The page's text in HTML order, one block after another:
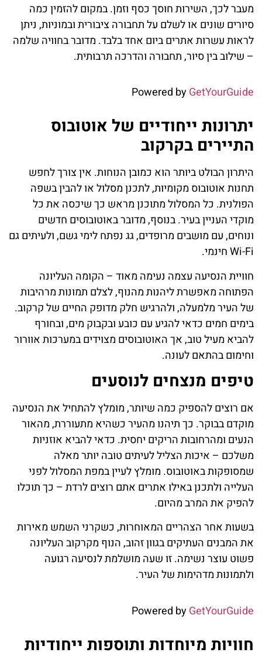
מעבר לכך, השירות חוסך כסף וזמן. במקום להזמין כמה
סיורים שונים או לשלם על תחבורה ציבורית ובמוניות, ניתן
לראות עשרות אתרים ביום אחד בלבד. מדובר בחוויה שלמה
– שילוב בין סיור, תחבורה והדרכה תרבותית.
Powered byGetYourGuide
יתרונות ייחודיים של אוטובוס
התיירים בקרקוב
היתרון הבולט ביותר הוא כמובן הנוחות. אין צורך לחפש
תחנות אוטובוס מקומיות, לתכנן מסלול או להבין בשפה
הפולנית. כל המסלול מתוכנן מראש כך שיכסה את כל
מוקדי העניין בעיר. בנוסף, מדובר באוטובוסים חדשים
ונוחים, עם מושבים מרופדים, גג נפתח לימי גשם, ולעיתים גם
Wi-Fi חינמי.
חוויית הנסיעה עצמה נעימה מאוד – הקומה העליונה
הפתוחה מאפשרת ליהנות מהנוף, לצלם תמונות מרהיבות
של העיר מלמעלה, ולהרגיש חלק מדופק החיים של קרקוב.
בימים חמים כדאי להגיע עם כובע ובקבוק מים, ובחורף
להביא מעיל טוב, אך האוטובוסים מצוידים במערכות אוורור
וחימום בהתאם לעונה.
טיפים מנצחים לנוסעים
אם רוצים להספיק כמה שיותר, מומלץ להתחיל את הנסיעה
מוקדם בבוקר. כך תיהנו מהעיר כשהיא מתעוררת, מהאור
הנעים ומהרחובות הריקים יחסית. כדאי להביא אוזניות
משלכם – איכות הצליל לעיתים טובה יותר מאלה
שמסופקות באוטובוס. מומלץ לעיין במפת המסלול לפני
העלייה ולתכנן באילו אתרים אתם רוצים לרדת – כך תוכלו
להפיק את המרב מהיום.
בשעות אחר הצהריים המאוחרות, כשקרני השמש מאירות
את המבנים העתיקים בגוון זהוב, הנוף מקרקוב העליונה
פשוט עוצר נשימה. זו שעה מושלמת לנסיעה רגועה
ולתמונות מדהימות של העיר.
Powered byGetYourGuide
חוויות מיוחדות ותוספות ייחודיות